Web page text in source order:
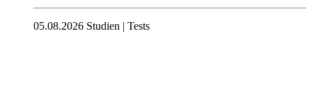
05.08.2026 Studien | Tests